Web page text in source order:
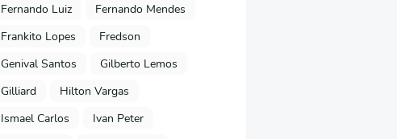
Fernando Luiz
Fernando Mendes
Frankito Lopes
Fredson
Genival Santos
Gilberto Lemos
Gilliard
Hilton Vargas
Ismael Carlos
Ivan Peter